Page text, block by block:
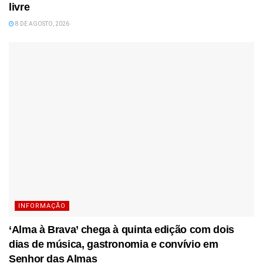
livre
8 DE AGOSTO, 2026
INFORMAÇÃO
‘Alma à Brava’ chega à quinta edição com dois
dias de música, gastronomia e convívio em
Senhor das Almas